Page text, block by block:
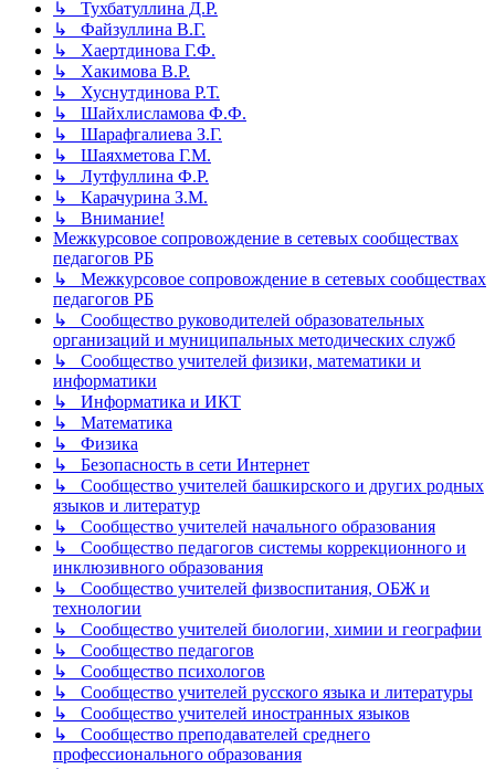
↳ Тухбатуллина Д.Р.
↳ Файзуллина В.Г.
↳ Хаертдинова Г.Ф.
↳ Хакимова В.Р.
↳ Хуснутдинова Р.Т.
↳ Шайхлисламова Ф.Ф.
↳ Шарафгалиева З.Г.
↳ Шаяхметова Г.М.
↳ Лутфуллина Ф.Р.
↳ Карачурина З.М.
↳ Внимание!
Межкурсовое сопровождение в сетевых сообществах
педагогов РБ
↳ Межкурсовое сопровождение в сетевых сообществах
педагогов РБ
↳ Сообщество руководителей образовательных
организаций и муниципальных методических служб
↳ Сообщество учителей физики, математики и
информатики
↳ Информатика и ИКТ
↳ Математика
↳ Физика
↳ Безопасность в сети Интернет
↳ Сообщество учителей башкирского и других родных
языков и литератур
↳ Сообщество учителей начального образования
↳ Сообщество педагогов системы коррекционного и
инклюзивного образования
↳ Сообщество учителей физвоспитания, ОБЖ и
технологии
↳ Сообщество учителей биологии, химии и географии
↳ Сообщество педагогов
↳ Сообщество психологов
↳ Сообщество учителей русского языка и литературы
↳ Сообщество учителей иностранных языков
↳ Сообщество преподавателей среднего
профессионального образования